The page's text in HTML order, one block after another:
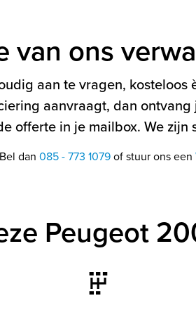
van ons
aan te vragen,
aanvraagt, dan ontvang
offerte in je mailbox. We zijn
dan 085 - 773 1079of stuur ons een
Peugeot